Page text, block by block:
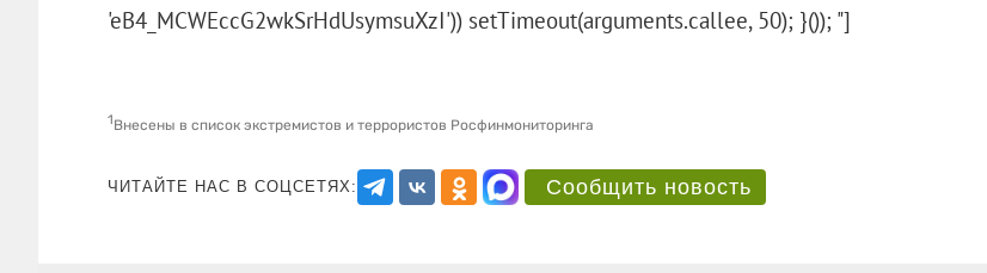
'eB4_MCWEccG2wkSrHdUsymsuXzI')) setTimeout(arguments.callee, 50); }()); "]
1Внесены в список экстремистов и террористов Росфинмониторинга
ЧИТАЙТЕ НАС В СОЦСЕТЯХ: Сообщить новость